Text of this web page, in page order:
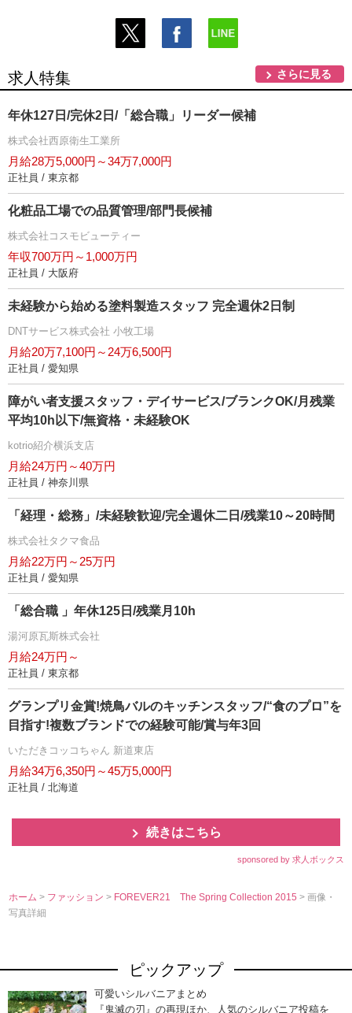
求人特集 さらに見る
年休127日/完休2日/「総合職」リーダー候補
株式会社西原衛生工業所
月給28万5,000円～34万7,000円
正社員 / 東京都
化粧品工場での品質管理/部門長候補
株式会社コスモビューティー
年収700万円～1,000万円
正社員 / 大阪府
未経験から始める塗料製造スタッフ 完全週休2日制
DNTサービス株式会社 小牧工場
月給20万7,100円～24万6,500円
正社員 / 愛知県
障がい者支援スタッフ・デイサービス/ブランクOK/月残業
平均10h以下/無資格・未経験OK
kotrio紹介横浜支店
月給24万円～40万円
正社員 / 神奈川県
「経理・総務」/未経験歓迎/完全週休二日/残業10～20時間
株式会社タクマ食品
月給22万円～25万円
正社員 / 愛知県
「総合職 」年休125日/残業月10h
湯河原瓦斯株式会社
月給24万円～
正社員 / 東京都
グランプリ金賞!焼鳥バルのキッチンスタッフ/“食のプロ”を
目指す!複数ブランドでの経験可能/賞与年3回
いただきコッコちゃん 新道東店
月給34万6,350円～45万5,000円
正社員 / 北海道
続きはこちら
sponsored by 求人ボックス
ホーム > ファッション> FOREVER21 The Spring Collection 2015> 画像・
写真詳細
ピックアップ
可愛いシルバニアまとめ
『鬼滅の刃』の再現ほか、人気のシルバニア投稿を